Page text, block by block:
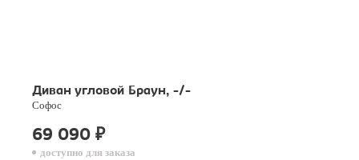
Диван угловой Браун, -/-
Софос
69 090 ₽
доступно для заказа